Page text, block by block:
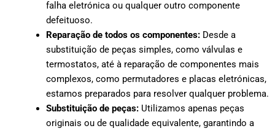
falha eletrónica ou qualquer outro componente
defeituoso.
Reparação de todos os componentes: Desde a
substituição de peças simples, como válvulas e
termostatos, até à reparação de componentes mais
complexos, como permutadores e placas eletrónicas,
estamos preparados para resolver qualquer problema.
Substituição de peças: Utilizamos apenas peças
originais ou de qualidade equivalente, garantindo a